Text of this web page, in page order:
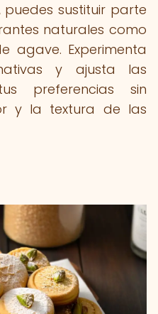
sustituir parte
naturales como
agave. Experimenta
y ajusta las
preferencias sin
y la textura de las